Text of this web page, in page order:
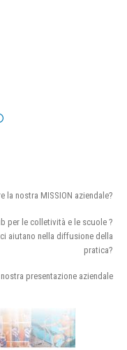
nostra MISSION aziendale?
per le colletività e le scuole ?
aiutano nella diffusione della
pratica?
presentazione aziendale